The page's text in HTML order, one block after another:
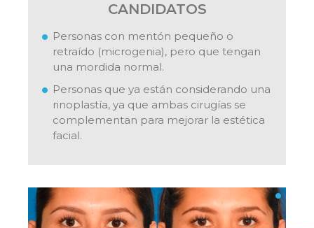
CANDIDATOS
Personas con mentón pequeño o
retraído (microgenia), pero que tengan
una mordida normal.
Personas que ya están considerando una
rinoplastía, ya que ambas cirugías se
complementan para mejorar la estética
facial.